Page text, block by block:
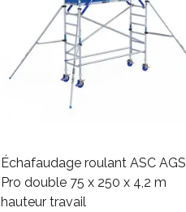
Échafaudage roulant ASC AGS
Pro double 75 x 250 x 4,2 m
hauteur travail